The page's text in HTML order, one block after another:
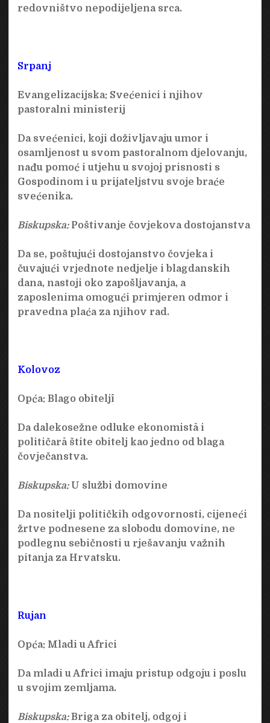
redovništvo nepodijeljena srca.
Srpanj
Evangelizacijska: Svećenici i njihov
pastoralni ministerij
Da svećenici, koji doživljavaju umor i
osamljenost u svom pastoralnom djelovanju,
nađu pomoć i utjehu u svojoj prisnosti s
Gospodinom i u prijateljstvu svoje braće
svećenika.
Biskupska: Poštivanje čovjekova dostojanstva
Da se, poštujući dostojanstvo čovjeka i
čuvajući vrjednote nedjelje i blagdanskih
dana, nastoji oko zapošljavanja, a
zaposlenima omogući primjeren odmor i
pravedna plaća za njihov rad.
Kolovoz
Opća: Blago obiteljî
Da dalekosežne odluke ekonomistâ i
političarâ štite obitelj kao jedno od blaga
čovječanstva.
Biskupska: U službi domovine
Da nositelji političkih odgovornosti, cijeneći
žrtve podnesene za slobodu domovine, ne
podlegnu sebičnosti u rješavanju važnih
pitanja za Hrvatsku.
Rujan
Opća: Mladi u Africi
Da mladi u Africi imaju pristup odgoju i poslu
u svojim zemljama.
Biskupska:Briga za obitelj, odgoj i